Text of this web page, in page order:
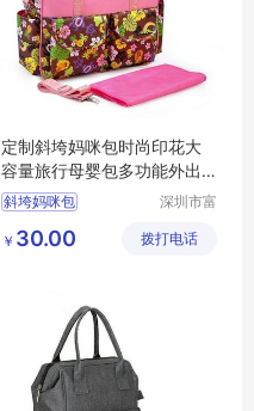
定制斜垮妈咪包时尚印花大
容量旅行母婴包多功能外出
方便携带收纳妈妈包
斜垮妈咪包
深圳市富
限公司
￥ 30.00 拨打电话